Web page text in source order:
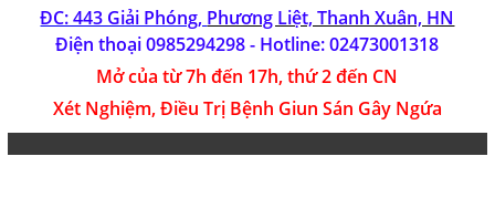
ĐC: 443 Giải Phóng, Phương Liệt, Thanh Xuân, HN
Điện thoại 0985294298 - Hotline:02473001318
Mở của từ 7h đến 17h, thứ 2 đến CN
Xét Nghiệm, Điều Trị Bệnh Giun Sán Gây Ngứa